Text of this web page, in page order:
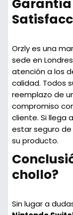
Orzly es una
sede en
atención a los
calidad. Todos
reemplazo de
compromiso
cliente. Si llega
estar seguro
su producto.
chollo?
Sin lugar a